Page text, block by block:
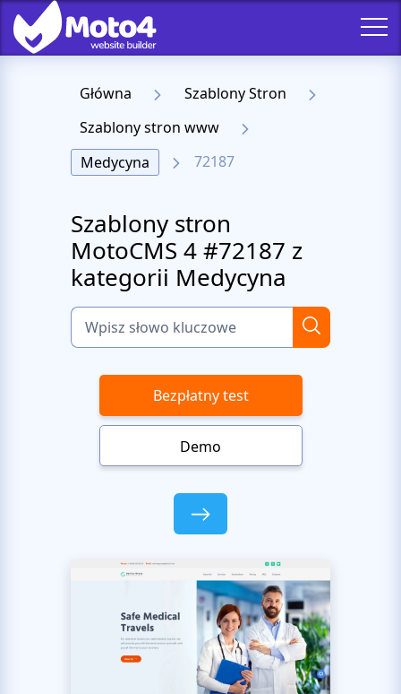
Główna
Szablony Stron
Szablony stron www
Medycyna
72187
Szablony stron
MotoCMS 4 #72187 z
kategorii Medycyna
Bezpłatny test
Demo